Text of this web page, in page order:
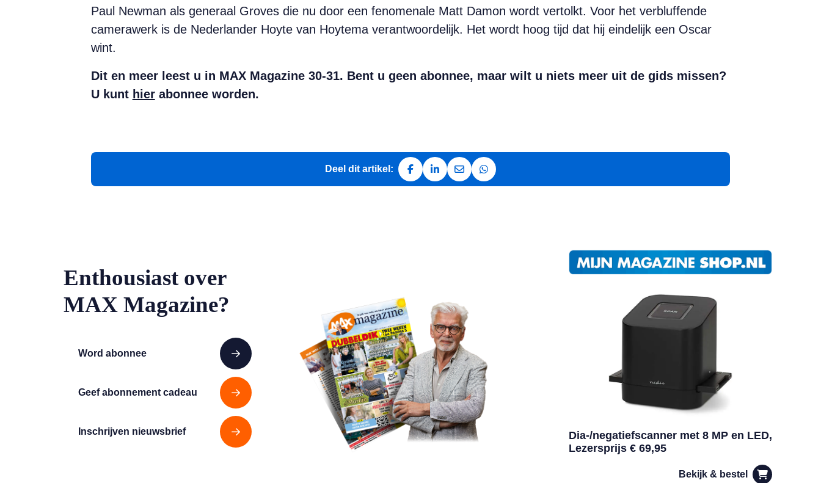
Paul Newman als generaal Groves die nu door een fenomenale Matt Damon wordt vertolkt. Voor het verbluffende
camerawerk is de Nederlander Hoyte van Hoytema verantwoordelijk. Het wordt hoog tijd dat hij eindelijk een Oscar
wint.
Dit en meer leest u in MAX Magazine 30-31. Bent u geen abonnee, maar wilt u niets meer uit de gids missen?
U kunt hierabonnee worden.
Deel dit artikel:
Deel op Facebook
Deel op LinkedIn
Deel via e-mail
Deel via WhatsApp
Enthousiast over
MAX Magazine?
Word abonnee
Geef abonnement cadeau
Inschrijven nieuwsbrief
Dia-/negatiefscanner met 8 MP en LED,
Lezersprijs € 69,95
Bekijk & bestel